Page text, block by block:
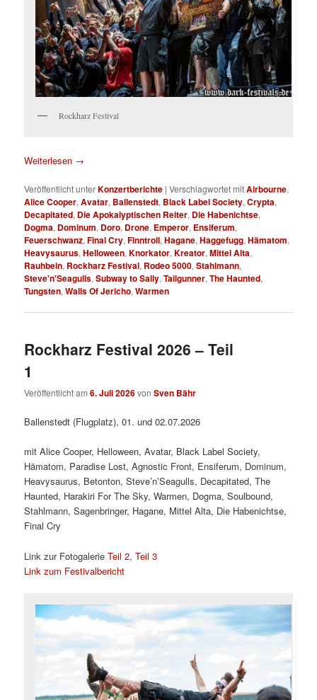
Rockharz Festival
Weiterlesen →
Veröffentlicht unterKonzertberichte |Verschlagwortet mitAirbourne,
Alice Cooper,Avatar, Ballenstedt, Black Label Society,Crypta,
Decapitated, Die Apokalyptischen Reiter, Die Habenichtse,
Dogma, Dominum, Doro, Drone, Emperor, Ensiferum,
Feuerschwanz,Final Cry,Finntroll,Hagane,Haggefugg,Hämatom,
Heavysaurus,Helloween,Knorkator,Kreator,Mittel Alta,
Rauhbein, Rockharz Festival, Rodeo 5000,Stahlmann,
Steve'n'Seagulls,Subway to Sally,Tailgunner,The Haunted,
Tungsten,Walls Of Jericho,Warmen
Rockharz Festival 2026 – Teil
1
Veröffentlicht am6. Juli 2026vonSven Bähr
Ballenstedt (Flugplatz), 01. und 02.07.2026
mit Alice Cooper, Helloween, Avatar, Black Label Society,
Hämatom, Paradise Lost, Agnostic Front, Ensiferum, Dominum,
Heavysaurus, Betonton, Steve’n’Seagulls, Decapitated, The
Haunted, Harakiri For The Sky, Warmen, Dogma, Soulbound,
Stahlmann, Sagenbringer, Hagane, Mittel Alta, Die Habenichtse,
Final Cry
Link zur FotogalerieTeil 2,Teil 3
Link zum Festivalbericht